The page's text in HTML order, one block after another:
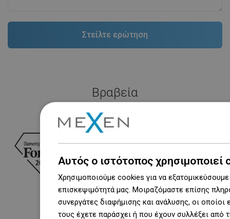
Βραβεία
Αυτός ο ιστότοπος χρησιμοποιεί
Χρησιμοποιούμε cookies για να
επισκεψιμότητά μας. Μοιραζόμαστε επίσης
συνεργάτες διαφήμισης και ανάλυσης, οι
τους έχετε παράσχει ή που έχουν συλλέξει